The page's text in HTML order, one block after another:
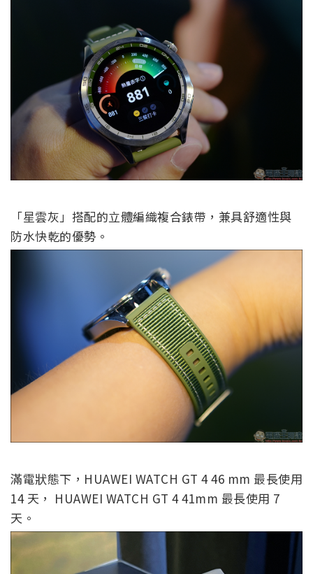
「星雲灰」搭配的立體編織複合錶帶，兼具舒適性與
防水快乾的優勢。
滿電狀態下，HUAWEI WATCH GT 4 46 mm 最長使用
14 天， HUAWEI WATCH GT 4 41mm 最長使用 7
天。